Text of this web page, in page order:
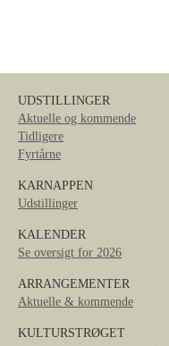
UDSTILLINGER
Aktuelle og kommende
Tidligere
Fyrtårne
KARNAPPEN
Udstillinger
KALENDER
Se oversigt for 2026
ARRANGEMENTER
Aktuelle & kommende
KULTURSTRØGET